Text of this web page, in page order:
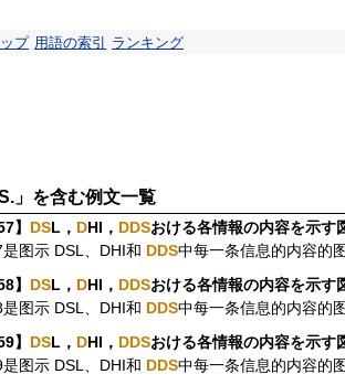
プ 用語の索引 ランキング
」を含む例文一覧
】 DSL， DHI， DDSおける各情報の内容を示す
是图示 DSL、DHI和 DDS中每一条信息的内容的图
】 DSL， DHI， DDSおける各情報の内容を示す
是图示 DSL、DHI和 DDS中每一条信息的内容的图
】 DSL， DHI， DDSおける各情報の内容を示す
是图示 DSL、DHI和 DDS中每一条信息的内容的图